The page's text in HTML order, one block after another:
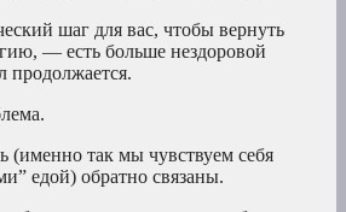
шаг для вас, чтобы вернуть
— есть больше нездоровой
(именно так мы чувствуем себя
едой) обратно связаны.